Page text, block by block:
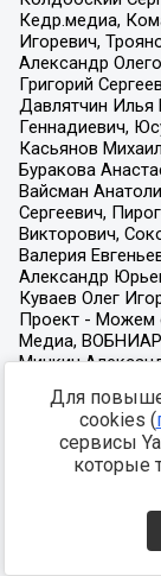
Для
cookies (
сервисы
которые